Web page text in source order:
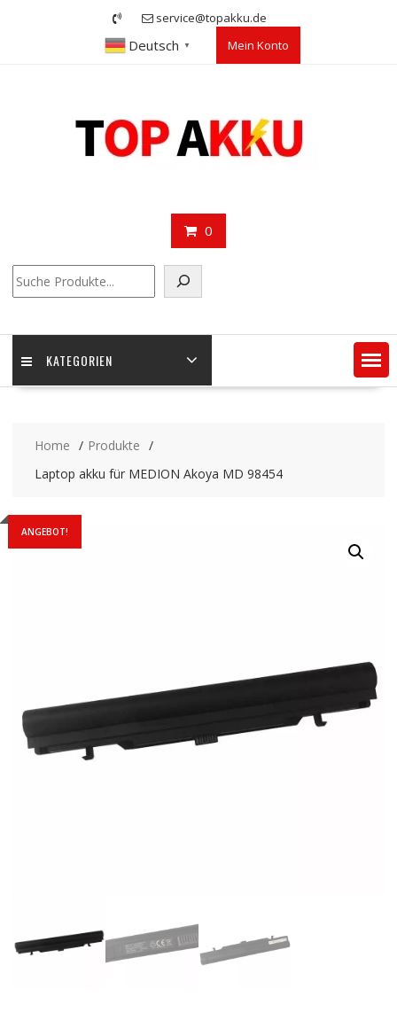
service@topakku.de
Deutsch ▼ Mein Konto
0
KATEGORIEN
Home
Produkte
Laptop akku für MEDION Akoya MD 98454
ANGEBOT!